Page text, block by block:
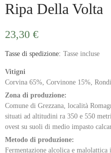
Ripa Della Volta
23,30 €
Tasse di spedizione Tasse incluse
Vitigni
Corvina 65%, Corvinone 15%,
Zona di produzione:
Comune di Grezzana, località
situati ad altitudini ra 350 e 550
ovest su suoli di medio impasto
Metodo di produzione:
Fermentazione alcolica e malolattica